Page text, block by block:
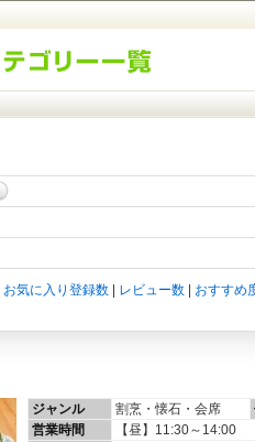
おすすめ
レビュー数
お気に入り登録数
ジャンル 割烹・懐石・会席
営業時間
【昼】11:30～